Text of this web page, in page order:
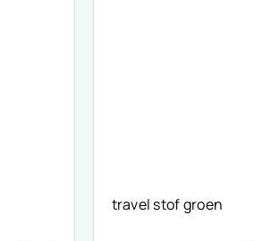
travel stof groen